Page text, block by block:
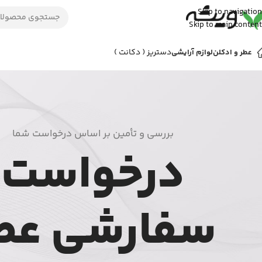
Skip to navigation
Skip to main content
عطر و ادکلنلوازم آرایشیدستریز ( دکانت )
بررسی و تأمین بر اساس درخواست شما
درخواست
سفارشی